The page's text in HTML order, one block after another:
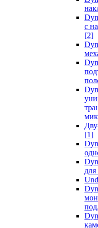
с
[2]
[1]